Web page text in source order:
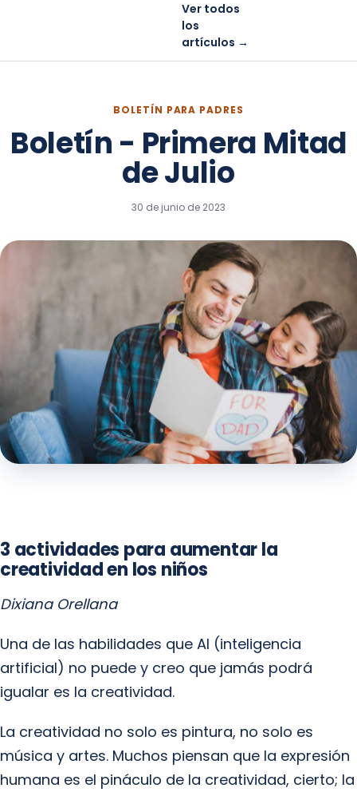
Ver todos
los
artículos →
BOLETÍN PARA PADRES
Boletín - Primera Mitad
de Julio
30 de junio de 2023
3 actividades para aumentar la
creatividad en los niños
Dixiana Orellana
Una de las habilidades que AI (inteligencia
artificial) no puede y creo que jamás podrá
igualar es la creatividad.
La creatividad no solo es pintura, no solo es
música y artes. Muchos piensan que la expresión
humana es el pináculo de la creatividad, cierto; la